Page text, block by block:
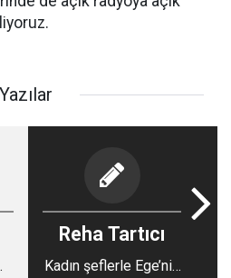
Reha Tartıcı
Kadın şeflerle Ege’nin